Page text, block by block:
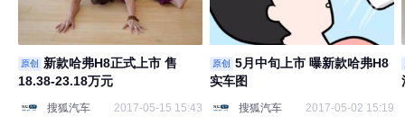
原创
新款哈弗H8正式上市 售
18.38-23.18万元
搜狐汽车 2017-05-15 15:43
原创
5月中旬上市 曝新款哈弗H8
实车图
搜狐汽车 2017-05-02 15:19